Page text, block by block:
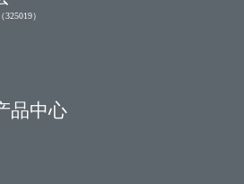
）
品中心